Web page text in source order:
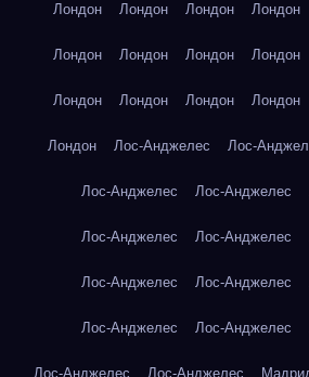
Лондон Лондон Лондон Лондон
Лондон Лондон Лондон Лондон
Лондон Лондон Лондон Лондон
Лондон Лос-Анджелес Лос-
Лос-Анджелес Лос-Анджелес
Лос-Анджелес Лос-Анджелес
Лос-Анджелес Лос-Анджелес
Лос-Анджелес Лос-Анджелес
Лос-Анджелес Лос-Анджелес